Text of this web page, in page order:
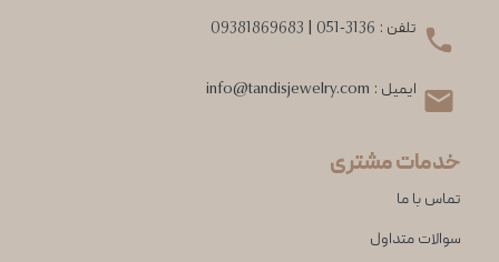
تلفن : 051-3136
09381869683
ایمیل : info@tandisjewelry.com
خدمات مشتری
تماس با ما
سوالات متداول